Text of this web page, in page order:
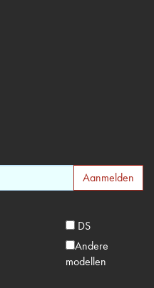
DS
Andere
modellen